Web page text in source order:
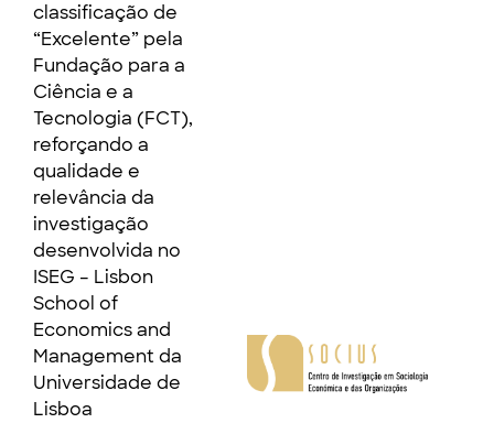
classificação de
“Excelente” pela
Fundação para a
Ciência e a
Tecnologia (FCT),
reforçando a
qualidade e
relevância da
investigação
desenvolvida no
ISEG – Lisbon
School of
Economics and
Management da
Universidade de
Lisboa